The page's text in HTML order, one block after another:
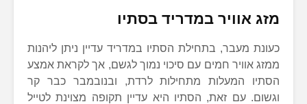
מזג אוויר במדריד בסתיו
כעונת מעבר, בתחילת הסתיו במדריד עדיין ניתן ליהנות
ממזג אוויר חמים עם סיכוי נמוך לגשם, אך לקראת אמצע
הסתיו המעלות מתחילות לרדת, ובנובמבר כבר קר
וגשום. עם זאת, הסתיו היא עדיין תקופה מצוינת לטייל